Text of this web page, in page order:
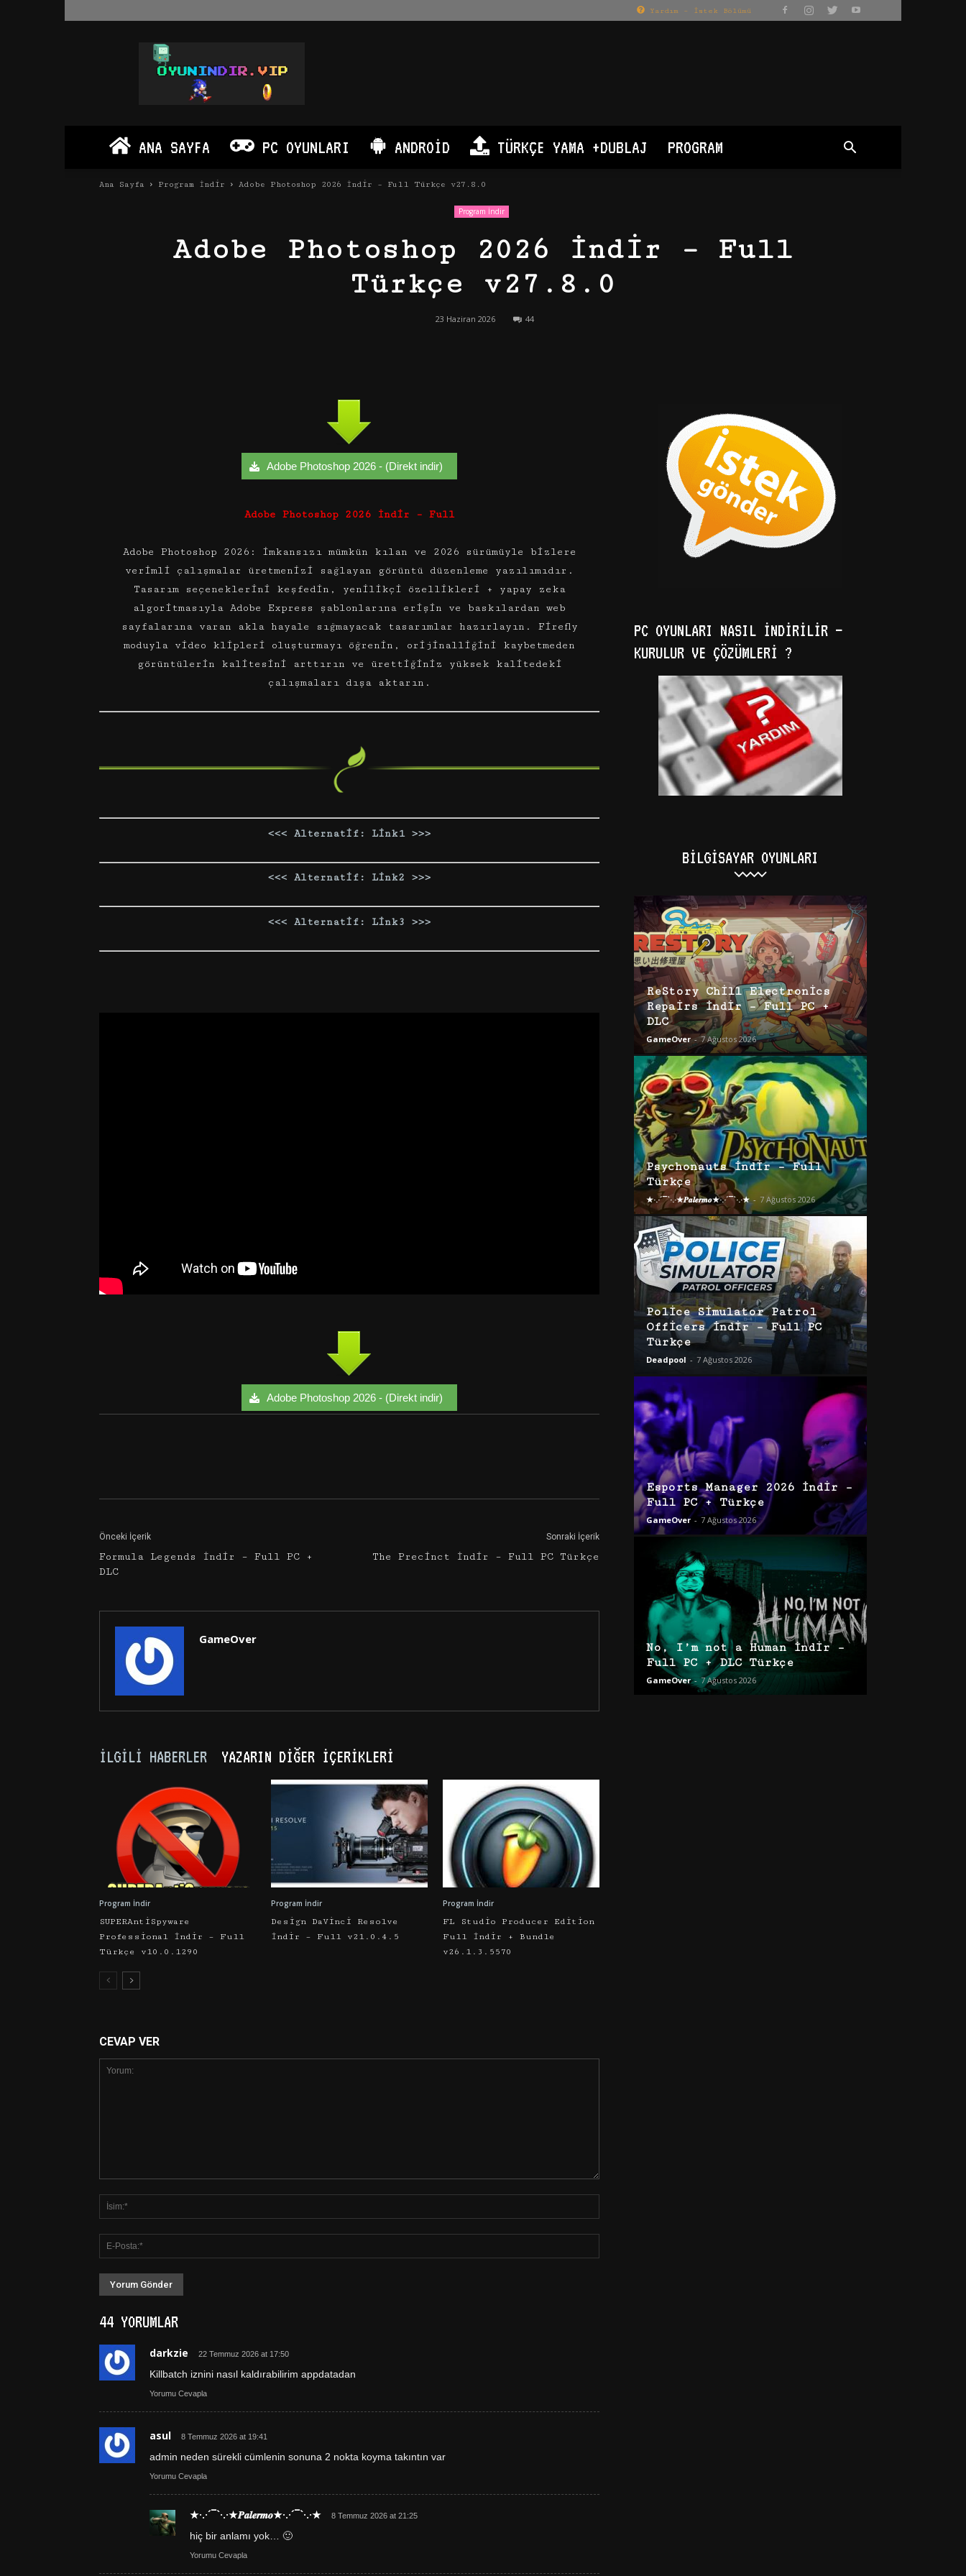
Yardım – İstek Bölümü
Oyun
İndir
PC
Android
ANA SAYFA PC OYUNLARI ANDROID TÜRKÇE YAMA +DUBLAJ PROGRAM
Ana Sayfa Program İndir Adobe Photoshop 2026 İndir – Full Türkçe v27.8.0
Program İndir
Adobe Photoshop 2026 İndir – Full
Türkçe v27.8.0
23 Haziran 2026 44
Adobe Photoshop 2026 - (Direkt indir)
Adobe Photoshop 2026 İndir – Full
Adobe Photoshop 2026: imkansızı mümkün kılan ve 2026 sürümüyle bizlere
verimli çalışmalar üretmenizi sağlayan görüntü düzenleme yazılımıdır.
Tasarım seçeneklerini keşfedin, yenilikçi özellikleri + yapay zeka
algoritmasıyla Adobe Express şablonlarına erişin ve baskılardan web
sayfalarına varan akla hayale sığmayacak tasarımlar hazırlayın. Firefly
moduyla video klipleri oluşturmayı öğrenin, orijinalliğini kaybetmeden
görüntülerin kalitesini arttırın ve ürettiğiniz yüksek kalitedeki
çalışmaları dışa aktarın.
<<< Alternatif: Link1 >>>
<<< Alternatif: Link2 >>>
<<< Alternatif: Link3 >>>
Adobe Photoshop 2026 - (Direkt indir)
Önceki İçerik
Formula Legends İndir – Full PC +
DLC
Sonraki İçerik
The Precinct İndir – Full PC Türkçe
GameOver
İLGILI HABERLER YAZARIN DIĞER İÇERIKLERI
Program İndir
SUPERAntiSpyware
Professional İndir – Full
Türkçe v10.0.1290
Program İndir
Design DaVinci Resolve
İndir – Full v21.0.4.5
Program İndir
FL Studio Producer Edition
Full İndir + Bundle
v26.1.3.5570
CEVAP VER
44 YORUMLAR
darkzie 22 Temmuz 2026 at 17:50
Killbatch iznini nasıl kaldırabilirim appdatadan
Yorumu Cevapla
asul 8 Temmuz 2026 at 19:41
admin neden sürekli cümlenin sonuna 2 nokta koyma takıntın var
Yorumu Cevapla
★·.·´¯`·.·★𝑷𝒂𝒍𝒆𝒓𝒎𝒐★·.·´¯`·.·★ 8 Temmuz 2026 at 21:25
hiç bir anlamı yok… 🙂
Yorumu Cevapla
PC OYUNLARI NASIL İNDIRILIR –
KURULUR VE ÇÖZÜMLERI ?
BILGISAYAR OYUNLARI
ReStory Chill Electronics
Repairs İndir – Full PC +
DLC
GameOver - 7 Ağustos 2026
Psychonauts İndir – Full
Türkçe
★·.·´¯`·.·★𝑷𝒂𝒍𝒆𝒓𝒎𝒐★·.·´¯`·.·★ - 7 Ağustos 2026
Police Simulator Patrol
Officers İndir – Full PC
Türkçe
Deadpool - 7 Ağustos 2026
Esports Manager 2026 İndir –
Full PC + Türkçe
GameOver - 7 Ağustos 2026
No, I’m not a Human İndir –
Full PC + DLC Türkçe
GameOver - 7 Ağustos 2026